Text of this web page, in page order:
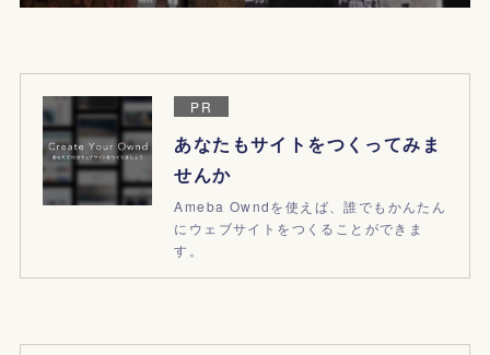
PR
あなたもサイトをつくってみま
せんか
Ameba Owndを使えば、誰でもかんたん
にウェブサイトをつくることができま
す。